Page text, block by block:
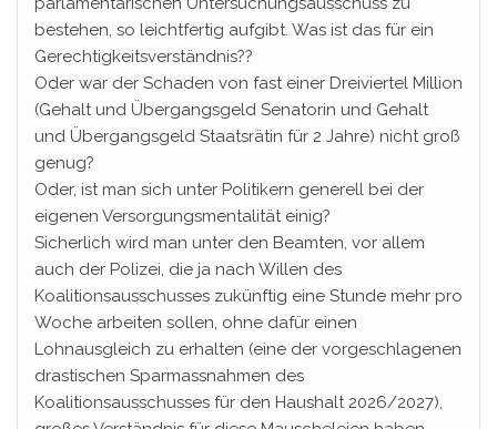
bestehen, so leichtfertig aufgibt. Was ist das für ein
Gerechtigkeitsverständnis??
Oder war der Schaden von fast einer Dreiviertel Million
(Gehalt und Übergangsgeld Senatorin und Gehalt
und Übergangsgeld Staatsrätin für 2 Jahre) nicht groß
genug?
Oder, ist man sich unter Politikern generell bei der
eigenen Versorgungsmentalität einig?
Sicherlich wird man unter den Beamten, vor allem
auch der Polizei, die ja nach Willen des
Koalitionsausschusses zukünftig eine Stunde mehr pro
Woche arbeiten sollen, ohne dafür einen
Lohnausgleich zu erhalten (eine der vorgeschlagenen
drastischen Sparmassnahmen des
Koalitionsausschusses für den Haushalt 2026/2027),